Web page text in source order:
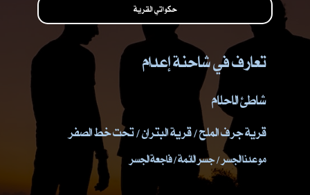
حكواتي القرية
تعارف في شاحنة إعدام
شاطئ الاحلام
قرية جرف الملح / قرية البتران / تحت خط الصفر
موعدنا الجسر / جسر الائمة / فاجعة الجسر